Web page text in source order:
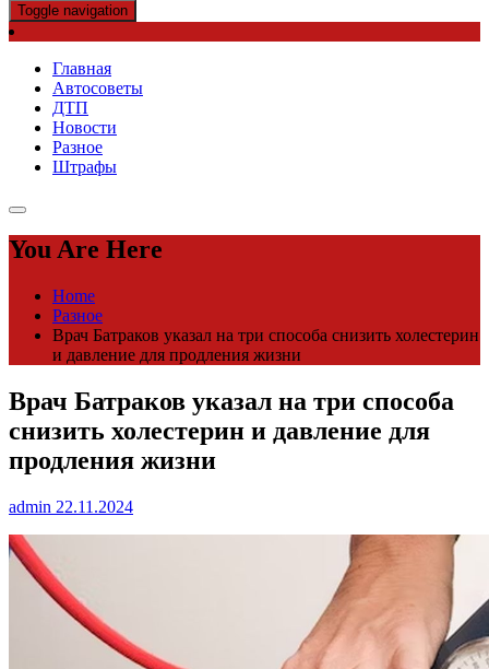
Toggle navigation
Главная
Автосоветы
ДТП
Новости
Разное
Штрафы
You Are Here
Home
Разное
Врач Батраков указал на три способа снизить холестерин
и давление для продления жизни
Врач Батраков указал на три способа
снизить холестерин и давление для
продления жизни
admin 22.11.2024